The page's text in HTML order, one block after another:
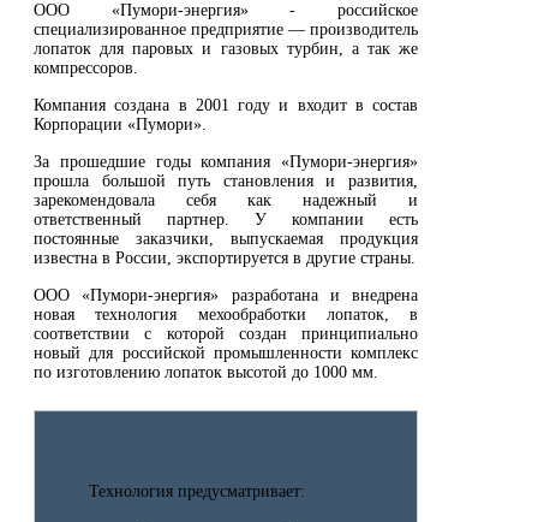
ООО «Пумори-энергия» - российское
специализированное предприятие — производитель
лопаток для паровых и газовых турбин, а так же
компрессоров.
Компания создана в 2001 году и входит в состав
Корпорации «Пумори».
За прошедшие годы компания «Пумори-энергия»
прошла большой путь становления и развития,
зарекомендовала себя как надежный и
ответственный партнер. У компании есть
постоянные заказчики, выпускаемая продукция
известна в России, экспортируется в другие страны.
ООО «Пумори-энергия» разработана и внедрена
новая технология мехообработки лопаток, в
соответствии с которой создан принципиально
новый для российской промышленности комплекс
по изготовлению лопаток высотой до 1000 мм.
Технология предусматривает: